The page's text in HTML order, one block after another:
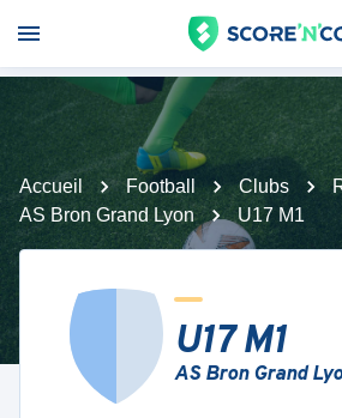
Accueil Football Clubs
AS Bron Grand Lyon
U17 M1
U17 M1
AS Bron Grand